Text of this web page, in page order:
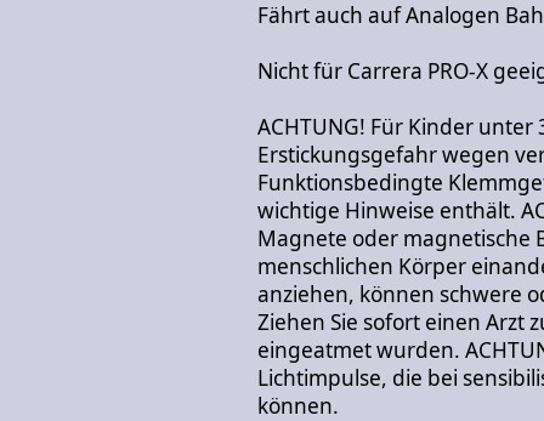
Fährt auch auf Analogen
Nicht für Carrera PRO-X
ACHTUNG! Für Kinder
Erstickungsgefahr wegen
Funktionsbedingte
wichtige Hinweise enthält.
Magnete oder magnetische
menschlichen Körper
anziehen, können schwere
Ziehen Sie sofort einen Arzt
eingeatmet wurden.
Lichtimpulse, die bei
können.